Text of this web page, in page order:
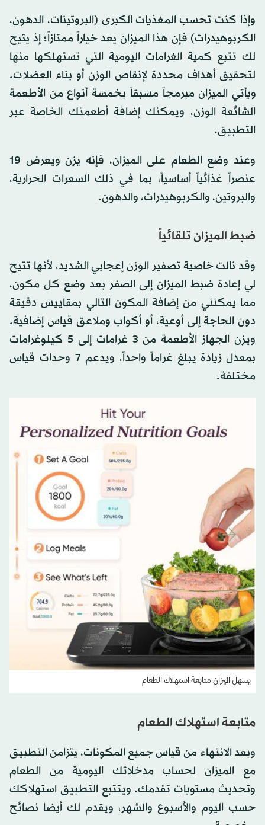
وإذا كنت تحسب المغذيات الكبرى (البروتينات، الدهون،
الكربوهيدرات) فإن هذا الميزان يعد خياراً ممتازاً؛ إذ يتيح
لك تتبع كمية الغرامات اليومية التي تستهلكها منها
لتحقيق أهداف محددة لإنقاص الوزن أو بناء العضلات.
ويأتي الميزان مبرمجاً مسبقاً بخمسة أنواع من الأطعمة
الشائعة الوزن، ويمكنك إضافة أطعمتك الخاصة عبر
التطبيق.
وعند وضع الطعام على الميزان، فإنه يزن ويعرض 19
عنصراً غذائياً أساسياً، بما في ذلك السعرات الحرارية،
والبروتين، والكربوهيدرات، والدهون.
ضبط الميزان تلقائياً
وقد نالت خاصية تصفير الوزن إعجابي الشديد، لأنها تتيح
لي إعادة ضبط الميزان إلى الصفر بعد وضع كل مكون،
مما يمكنني من إضافة المكون التالي بمقاييس دقيقة
دون الحاجة إلى أوعية، أو أكواب وملاعق قياس إضافية.
ويزن الجهاز الأطعمة من 3 غرامات إلى 5 كيلوغرامات
بمعدل زيادة يبلغ غراماً واحداً، ويدعم 7 وحدات قياس
مختلفة.
يسهل الميزان متابعة استهلاك الطعام
متابعة استهلاك الطعام
وبعد الانتهاء من قياس جميع المكونات، يتزامن التطبيق
مع الميزان لحساب مدخلاتك اليومية من الطعام
وتحديث مستويات تقدمك. ويتتبع التطبيق استهلاكك
حسب اليوم والأسبوع والشهر، ويقدم لك أيضا نصائح